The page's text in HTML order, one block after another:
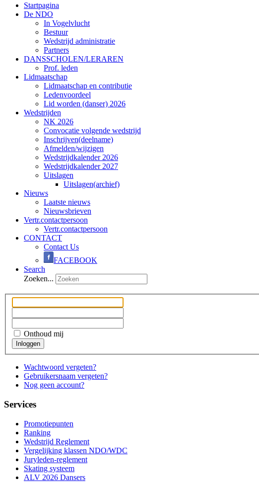
Startpagina
De NDO
In Vogelvlucht
Bestuur
Wedstrijd administratie
Partners
DANSSCHOLEN/LERAREN
Prof. leden
Lidmaatschap
Lidmaatschap en contributie
Ledenvoordeel
Lid worden (danser) 2026
Wedstrijden
NK 2026
Convocatie volgende wedstrijd
Inschrijven(deelname)
Afmelden/wijzigen
Wedstrijdkalender 2026
Wedstrijdkalender 2027
Uitslagen
Uitslagen(archief)
Nieuws
Laatste nieuws
Nieuwsbrieven
Vertr.contactpersoon
Vertr.contactpersoon
CONTACT
Contact Us
FACEBOOK
Search
Zoeken...
Onthoud mij
Inloggen
Wachtwoord vergeten?
Gebruikersnaam vergeten?
Nog geen account?
Services
Promotiepunten
Ranking
Wedstrijd Reglement
Vergelijking klassen NDO/WDC
Juryleden-reglement
Skating systeem
ALV 2026 Dansers